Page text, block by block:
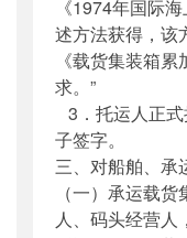
《1974年国际
述方法获得，该
《载货集装箱
求。”
3．托运人正
子签字。
三、对船舶、承
（一）承运载
人、码头经营人